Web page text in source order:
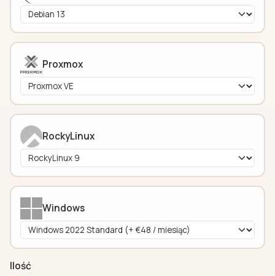
Proxmox
RockyLinux
Windows
Ilość